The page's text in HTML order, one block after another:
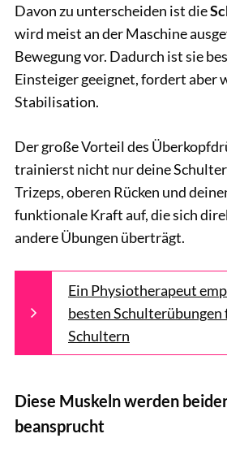
Davon zu unterscheiden ist die
wird meist an der Maschine
Bewegung vor. Dadurch ist sie
Einsteiger geeignet, fordert aber
Stabilisation.
Der große Vorteil des
trainierst nicht nur deine
Trizeps, oberen Rücken und
funktionale Kraft auf, die sich
andere Übungen überträgt.
Ein Physiotherapeut
besten
Schultern
Diese Muskeln werden
beansprucht